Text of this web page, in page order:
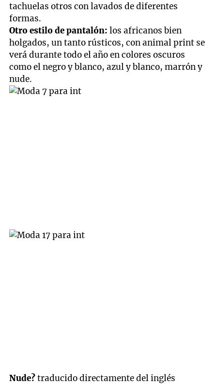
tachuelas otros con lavados de diferentes
formas.
Otro estilo de pantalón: los africanos bien
holgados, un tanto rústicos, con animal print se
verá durante todo el año en colores oscuros
como el negro y blanco, azul y blanco, marrón y
nude.
Nude?traducido directamente del inglés